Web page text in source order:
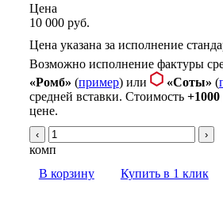
Цена
10 000 руб.
Цена указана за исполнение
Возможно исполнение фактуры
«Ромб» (пример) или «Соты» (
средней вставки. Стоимость +1000
цене.
‹ ›
комп
В корзину
Купить в 1 клик